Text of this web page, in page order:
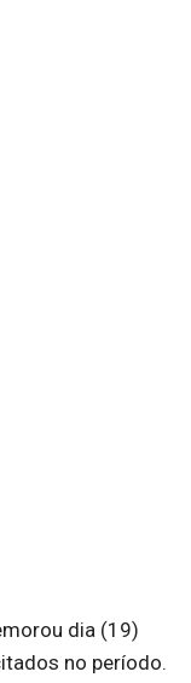
dia (19)
no período.